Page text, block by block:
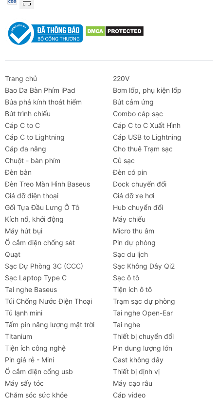
Trang chủ
220V
Bao Da Bàn Phím iPad
Bơm lốp, phụ kiện lốp
Búa phá kính thoát hiểm
Bút cảm ứng
Bút trình chiếu
Combo cáp sạc
Cáp C to C
Cáp C to C Xuất Hình
Cáp C to Lightning
Cáp USB to Lightning
Cáp đa năng
Cho thuê Trạm sạc
Chuột - bàn phím
Củ sạc
Đèn bàn
Đèn có pin
Đèn Treo Màn Hình Baseus
Dock chuyển đổi
Giá đỡ điện thoại
Giá đỡ xe hơi
Gối Tựa Đầu Lưng Ô Tô
Hub chuyển đổi
Kích nổ, khởi động
Máy chiếu
Máy hút bụi
Micro thu âm
Ổ cắm điện chống sét
Pin dự phòng
Quạt
Sạc du lịch
Sạc Dự Phòng 3C (CCC)
Sạc Không Dây Qi2
Sạc Laptop Type C
Sạc ô tô
Tai nghe Baseus
Tiện ích ô tô
Túi Chống Nước Điện Thoại
Trạm sạc dự phòng
Tủ lạnh mini
Tai nghe Open-Ear
Tấm pin năng lượng mặt trời
Tai nghe
Titanium
Thiết bị chuyển đổi
Tiện ích công nghệ
Pin dung lượng lớn
Pin giá rẻ - Mini
Cast không dây
Ổ cắm điện cổng usb
Thiết bị định vị
Máy sấy tóc
Máy cạo râu
Chăm sóc sức khỏe
Cáp video